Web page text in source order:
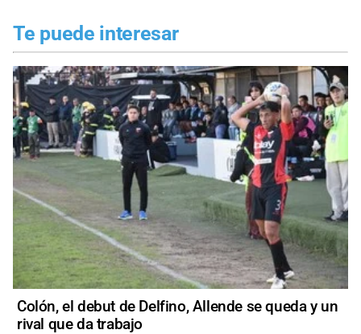
Te puede interesar
Colón, el debut de Delfino, Allende se queda y un
rival que da trabajo